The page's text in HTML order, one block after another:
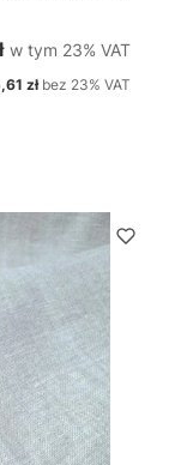
w tym %s VAT
w tym 23% VAT
netto
zł bez 23% VAT